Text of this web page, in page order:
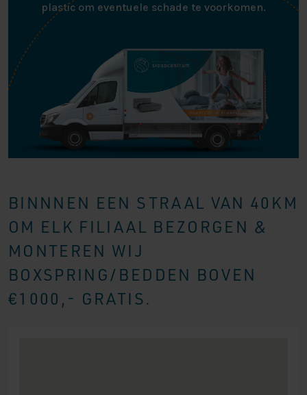
plastic om eventuele schade te voorkomen.
BINNNEN EEN STRAAL VAN 40KM
OM ELK FILIAAL BEZORGEN &
MONTEREN WIJ
BOXSPRING/BEDDEN BOVEN
€1000,- GRATIS.